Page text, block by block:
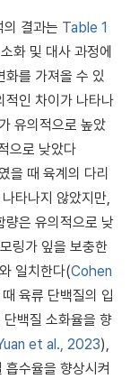
결과는 Table 1
화 및 대사 과정에
화를 가져올 수 있
적인 차이가 나타나
유의적으로 높았
으로 낮았다
을 때 육계의 다리
타나지 않았지만,
량은 유의적으로 낮
링가 잎을 보충한
일치한다(Cohen
육류 단백질의 입
백질 소화율을 향
et al., 2023),
수율을 향상시켜